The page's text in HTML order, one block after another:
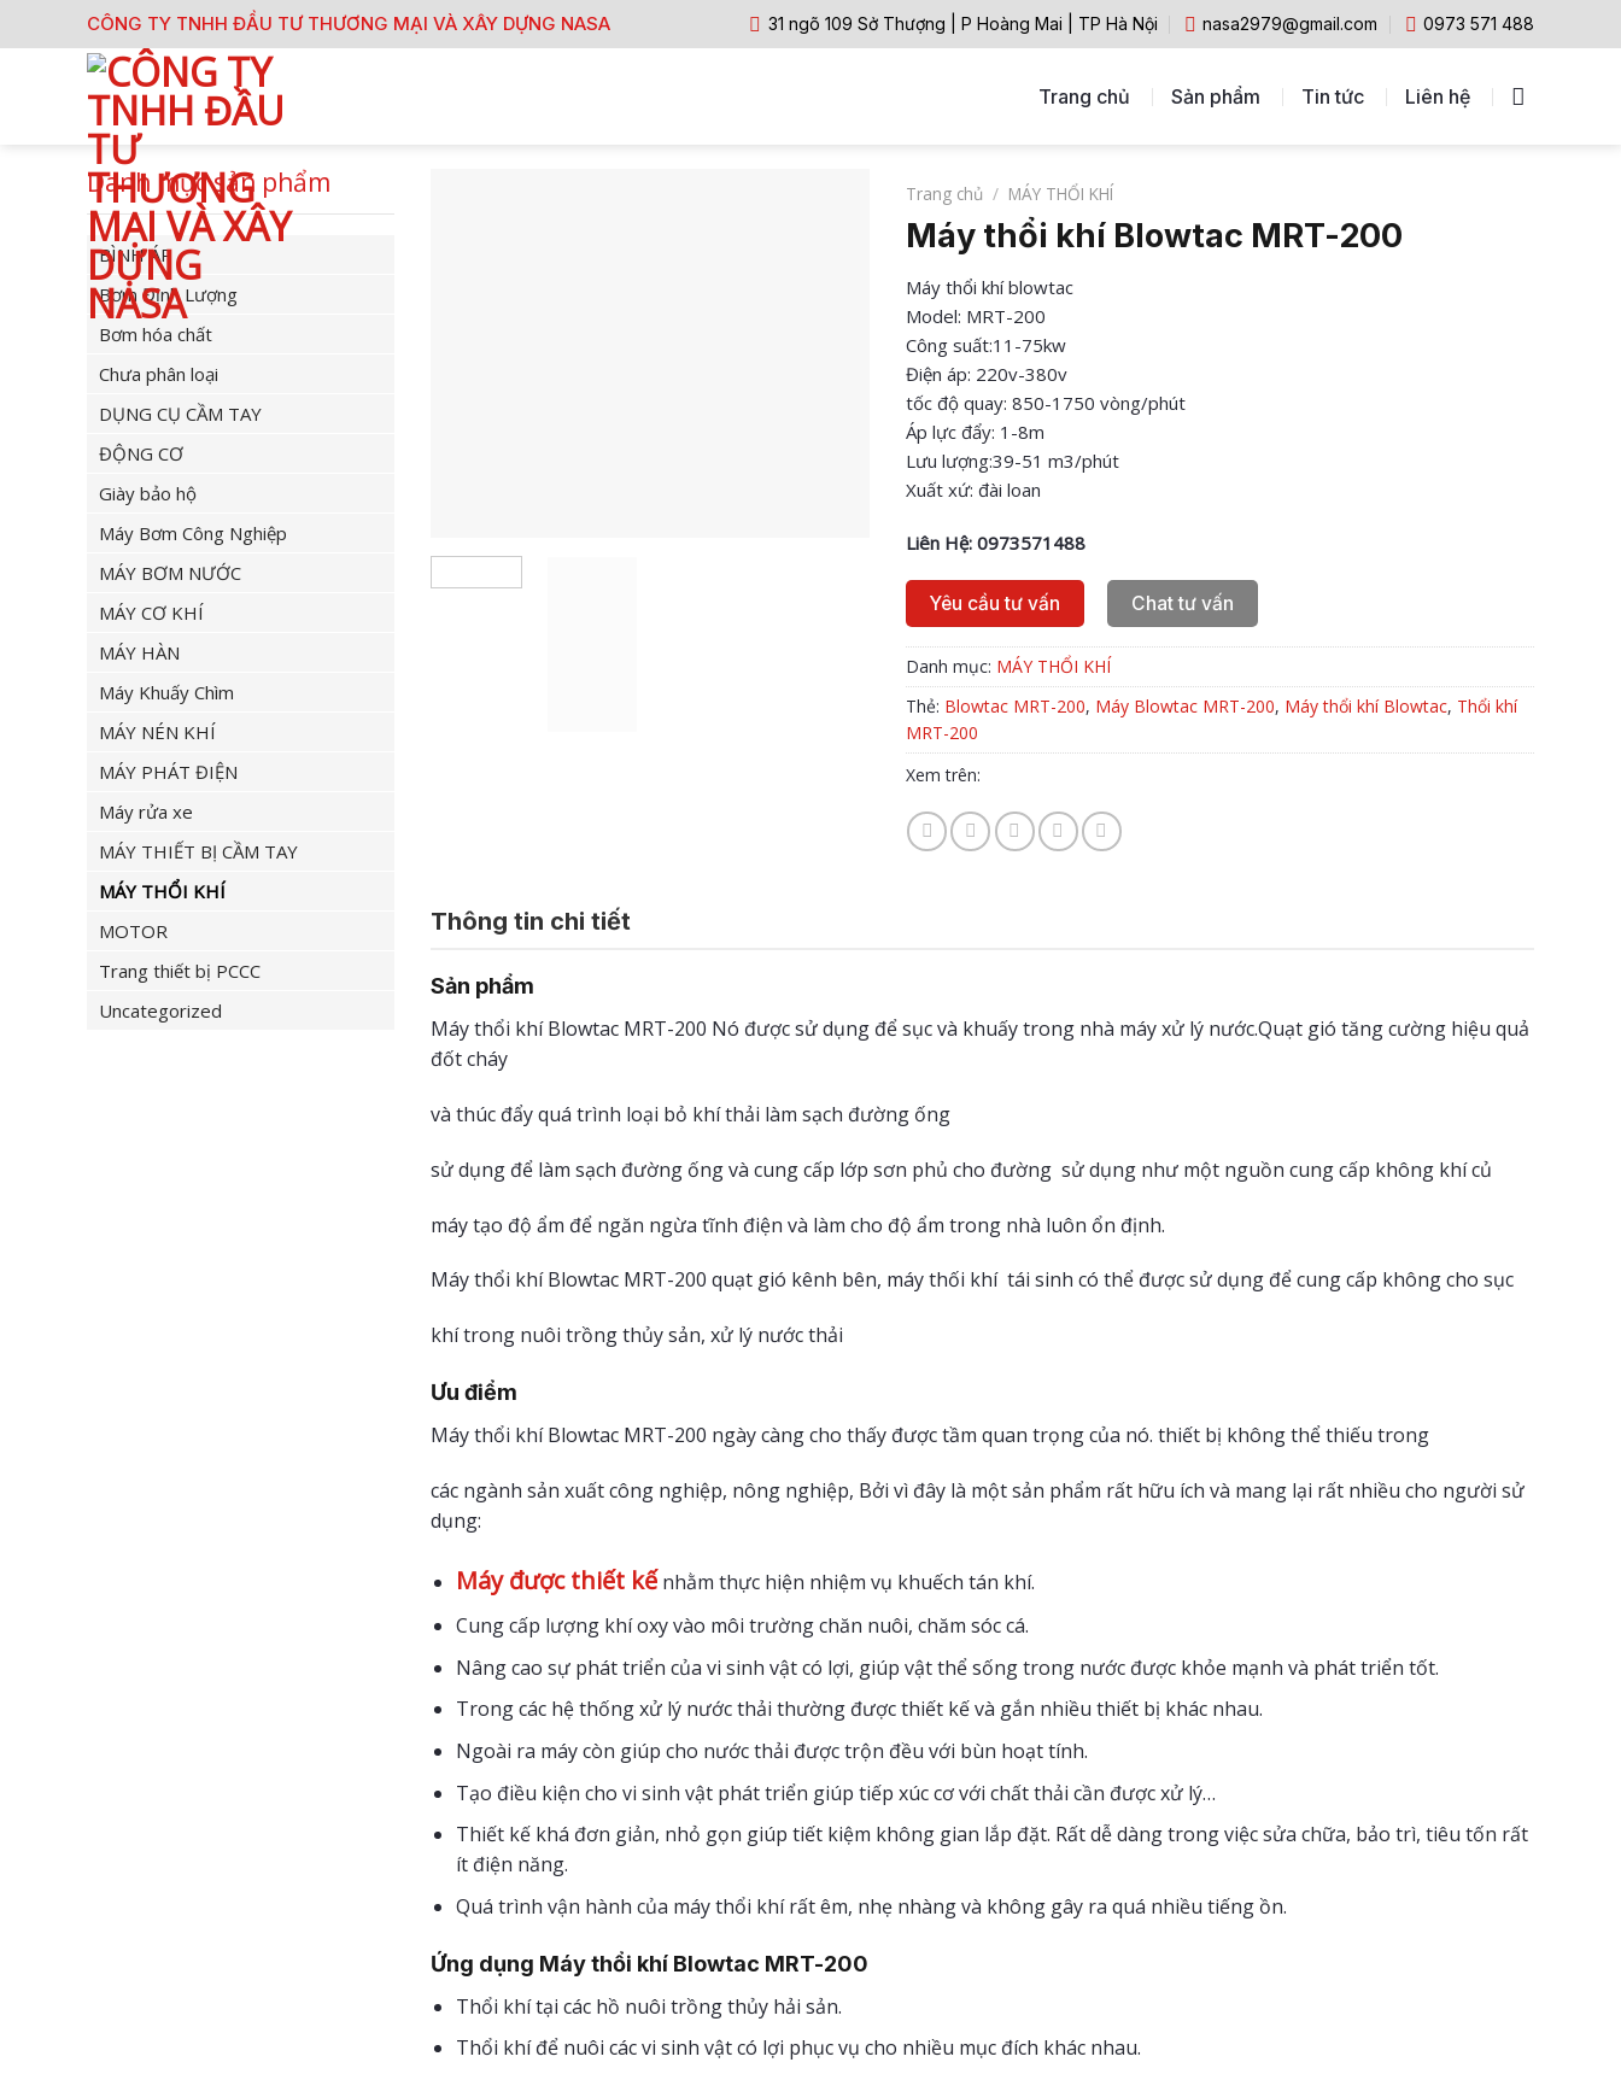
to
CÔNG TY TNHH ĐẦU TƯ THƯƠNG MẠI VÀ XÂY DỰNG NASA 31 ngõ 109 Sở Thượng | P Hoàng Mai | TP Hà Nội nasa2979@gmail.com 0973 571 488
Trang chủ Sản phẩm Tin tức Liên hệ
Danh mục sản phẩm
BÌNH ÁP
Bơm Định Lượng
Bơm hóa chất
Chưa phân loại
DỤNG CỤ CẦM TAY
ĐỘNG CƠ
Giày bảo hộ
Máy Bơm Công Nghiệp
MÁY BƠM NƯỚC
MÁY CƠ KHÍ
MÁY HÀN
Máy Khuấy Chìm
MÁY NÉN KHÍ
MÁY PHÁT ĐIỆN
Máy rửa xe
MÁY THIẾT BỊ CẦM TAY
MÁY THỔI KHÍ
MOTOR
Trang thiết bị PCCC
Uncategorized
Trang chủ / MÁY THỔI KHÍ
Máy thổi khí Blowtac MRT-200
Máy thổi khí blowtac
Model: MRT-200
Công suất:11-75kw
Điện áp: 220v-380v
tốc độ quay: 850-1750 vòng/phút
Áp lực đẩy: 1-8m
Lưu lượng:39-51 m3/phút
Xuất xứ: đài loan
Liên Hệ: 0973571488
Yêu cầu tư vấn Chat tư vấn
Danh mục: MÁY THỔI KHÍ
Thẻ: Blowtac MRT-200, Máy Blowtac MRT-200, Máy thổi khí Blowtac, Thổi khí
MRT-200
Xem trên:
Thông tin chi tiết
Sản phẩm
Máy thổi khí Blowtac MRT-200 Nó được sử dụng để sục và khuấy trong nhà máy xử lý nước.Quạt gió tăng cường hiệu quả
đốt cháy
và thúc đẩy quá trình loại bỏ khí thải làm sạch đường ống
sử dụng để làm sạch đường ống và cung cấp lớp sơn phủ cho đường sử dụng như một nguồn cung cấp không khí củ
máy tạo độ ẩm để ngăn ngừa tĩnh điện và làm cho độ ẩm trong nhà luôn ổn định.
Máy thổi khí Blowtac MRT-200 quạt gió kênh bên, máy thối khí tái sinh có thể được sử dụng để cung cấp không cho sục
khí trong nuôi trồng thủy sản, xử lý nước thải
Ưu điểm
Máy thổi khí Blowtac MRT-200 ngày càng cho thấy được tầm quan trọng của nó. thiết bị không thể thiếu trong
các ngành sản xuất công nghiệp, nông nghiệp, Bởi vì đây là một sản phẩm rất hữu ích và mang lại rất nhiều cho người sử
dụng:
Máy được thiết kếnhằm thực hiện nhiệm vụ khuếch tán khí.
Cung cấp lượng khí oxy vào môi trường chăn nuôi, chăm sóc cá.
Nâng cao sự phát triển của vi sinh vật có lợi, giúp vật thể sống trong nước được khỏe mạnh và phát triển tốt.
Trong các hệ thống xử lý nước thải thường được thiết kế và gắn nhiều thiết bị khác nhau.
Ngoài ra máy còn giúp cho nước thải được trộn đều với bùn hoạt tính.
Tạo điều kiện cho vi sinh vật phát triển giúp tiếp xúc cơ với chất thải cần được xử lý…
Thiết kế khá đơn giản, nhỏ gọn giúp tiết kiệm không gian lắp đặt. Rất dễ dàng trong việc sửa chữa, bảo trì, tiêu tốn rất
ít điện năng.
Quá trình vận hành của máy thổi khí rất êm, nhẹ nhàng và không gây ra quá nhiều tiếng ồn.
Ứng dụng Máy thổi khí Blowtac MRT-200
Thổi khí tại các hồ nuôi trồng thủy hải sản.
Thổi khí để nuôi các vi sinh vật có lợi phục vụ cho nhiều mục đích khác nhau.